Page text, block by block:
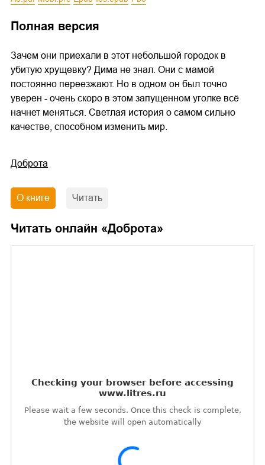
Полная версия
Зачем они приехали в этот небольшой городок в
убитую хрущевку? Дима не знал. Они с мамой
постоянно переезжают. Но в одном он был точно
уверен - очень скоро в этом запущенном уголке всё
начнет меняться. Светлая история о самом сильно
качестве, способном изменить мир.
Доброта
О книге Читать
Читать онлайн «Доброта»